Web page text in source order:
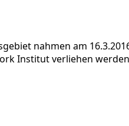
nahmen am
Institut verliehen